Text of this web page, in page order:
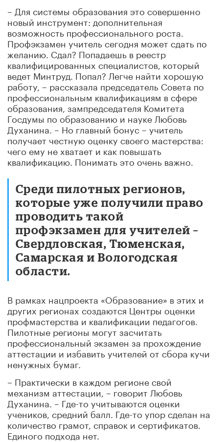
– Для системы образования это совершенно
новый инструмент: дополнительная
возможность профессионального роста.
Профэкзамен учитель сегодня может сдать по
желанию. Сдал? Попадаешь в реестр
квалифицированных специалистов, который
ведет Минтруд. Попал? Легче найти хорошую
работу, – рассказала председатель Совета по
профессиональным квалификациям в сфере
образования, зампредседателя Комитета
Госдумы по образованию и науке Любовь
Духанина. – Но главный бонус – учитель
получает честную оценку своего мастерства:
чего ему не хватает и как повышать
квалификацию. Понимать это очень важно.
Среди пилотных регионов,
которые уже получили право
проводить такой
профэкзамен для учителей –
Свердловская, Тюменская,
Самарская и Вологодская
области.
В рамках нацпроекта «Образование» в этих и
других регионах создаются Центры оценки
профмастерства и квалификации педагогов.
Пилотные регионы могут засчитать
профессиональный экзамен за прохождение
аттестации и избавить учителей от сбора кучи
ненужных бумаг.
– Практически в каждом регионе свой
механизм аттестации, – говорит Любовь
Духанина. – Где-то учитываются оценки
учеников, средний балл. Где-то упор сделан на
количество грамот, справок и сертификатов.
Единого подхода нет.